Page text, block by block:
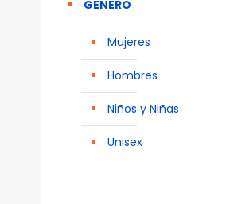
GÉNERO
Mujeres
Hombres
Niños y Niñas
Unisex